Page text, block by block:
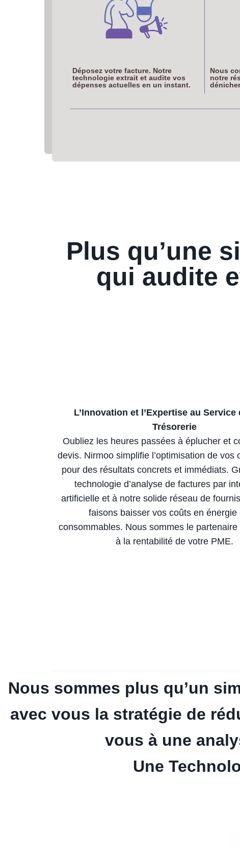
Déposez votre facture. Notre
technologie extrait et audite vos
dépenses actuelles en un instant.
Nous
notre
Plus qu’une
qui audite
L’Innovation et l’Expertise au Service
Trésorerie
Oubliez les heures passées à éplucher et
devis. Nirmoo simplifie l’optimisation de vos
pour des résultats concrets et immédiats.
technologie d’analyse de factures par
artificielle et à notre solide réseau de
faisons baisser vos coûts en énergie
consommables. Nous sommes le
à la rentabilité de votre PME.
Nous sommes plus qu’un
avec vous la stratégie de
vous à une
Une